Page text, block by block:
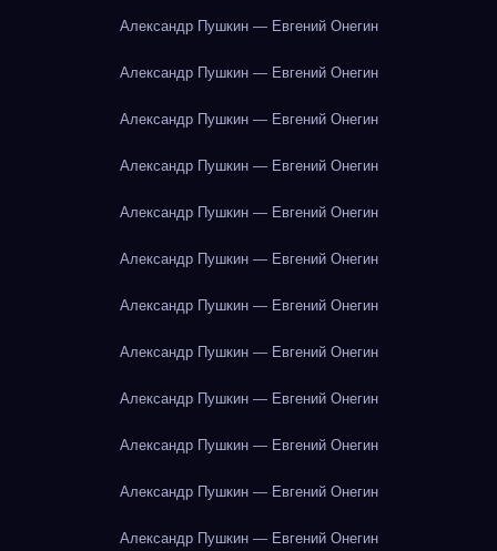
Александр Пушкин — Евгений Онегин
Александр Пушкин — Евгений Онегин
Александр Пушкин — Евгений Онегин
Александр Пушкин — Евгений Онегин
Александр Пушкин — Евгений Онегин
Александр Пушкин — Евгений Онегин
Александр Пушкин — Евгений Онегин
Александр Пушкин — Евгений Онегин
Александр Пушкин — Евгений Онегин
Александр Пушкин — Евгений Онегин
Александр Пушкин — Евгений Онегин
Александр Пушкин — Евгений Онегин